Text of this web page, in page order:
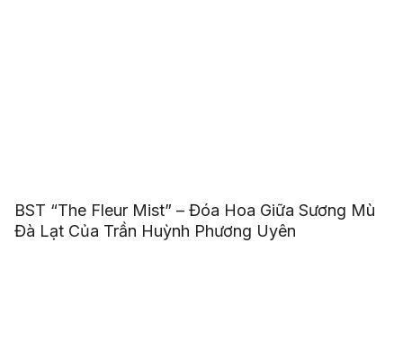
BST “The Fleur Mist” – Đóa Hoa Giữa Sương Mù
Đà Lạt Của Trần Huỳnh Phương Uyên